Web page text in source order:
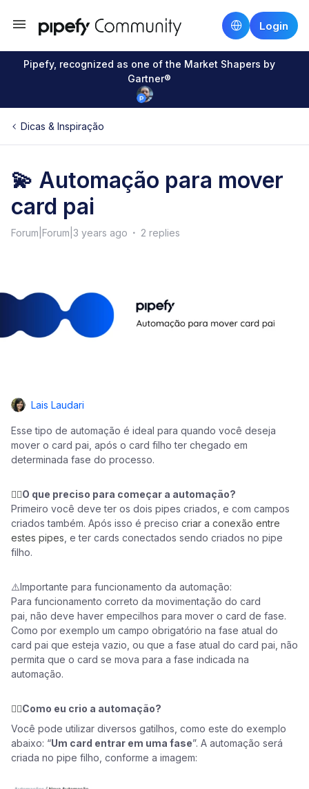
Login
Pipefy, recognized as one of the Market Shapers by
Gartner®
Dicas & Inspiração
💫 Automação para mover
card pai
Forum|Forum|3 years ago 2 replies
Lais Laudari
Esse tipo de automação é ideal para quando você deseja
mover o card pai, após o card filho ter chegado em
determinada fase do processo.
👉🏼O que preciso para começar a automação?
Primeiro você deve ter os dois pipes criados, e com campos
criados também. Após isso é preciso criar a conexão entre
estes pipes , e ter cards conectados sendo criados no pipe
filho.
⚠️Importante para funcionamento da automação:
Para funcionamento correto da movimentação do card
pai, não deve haver empecilhos para mover o card de fase.
Como por exemplo um campo obrigatório na fase atual do
card pai que esteja vazio, ou que a fase atual do card pai, não
permita que o card se mova para a fase indicada na
automação.
👉🏼Como eu crio a automação?
Você pode utilizar diversos gatilhos, como este do exemplo
abaixo: “Um card entrar em uma fase”. A automação será
criada no pipe filho, conforme a imagem: